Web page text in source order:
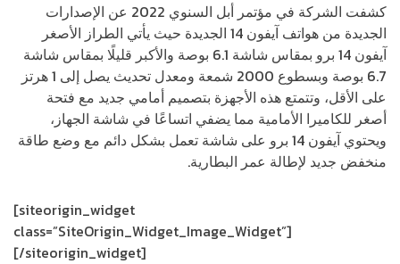
كشفت الشركة في مؤتمر أبل السنوي 2022 عن الإصدارات
الجديدة من هواتف آيفون 14 الجديدة حيث يأتي الطراز الأصغر
آيفون 14 برو بمقاس شاشة 6.1 بوصة والأكبر قليلًا بمقاس شاشة
6.7 بوصة وبسطوع 2000 شمعة ومعدل تحديث يصل إلى 1 هرتز
على الأقل، وتتمتع هذه الأجهزة بتصميم أمامي جديد مع فتحة
أصغر للكاميرا الأمامية مما يضفي اتساعًا في شاشة الجهاز،
ويحتوي آيفون 14 برو على شاشة تعمل بشكل دائم مع وضع طاقة
منخفض جديد لإطالة عمر البطارية.
[siteorigin_widget
class=”SiteOrigin_Widget_Image_Widget”]
[/siteorigin_widget]